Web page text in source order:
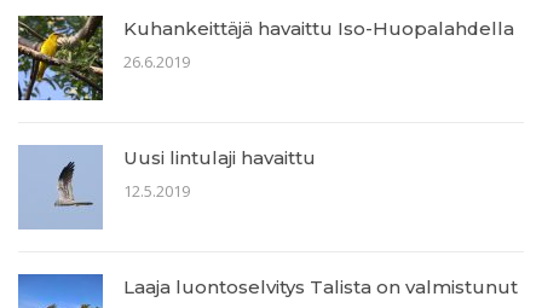
Kuhankeittäjä havaittu Iso-Huopalahdella
26.6.2019
Uusi lintulaji havaittu
12.5.2019
Laaja luontoselvitys Talista on valmistunut